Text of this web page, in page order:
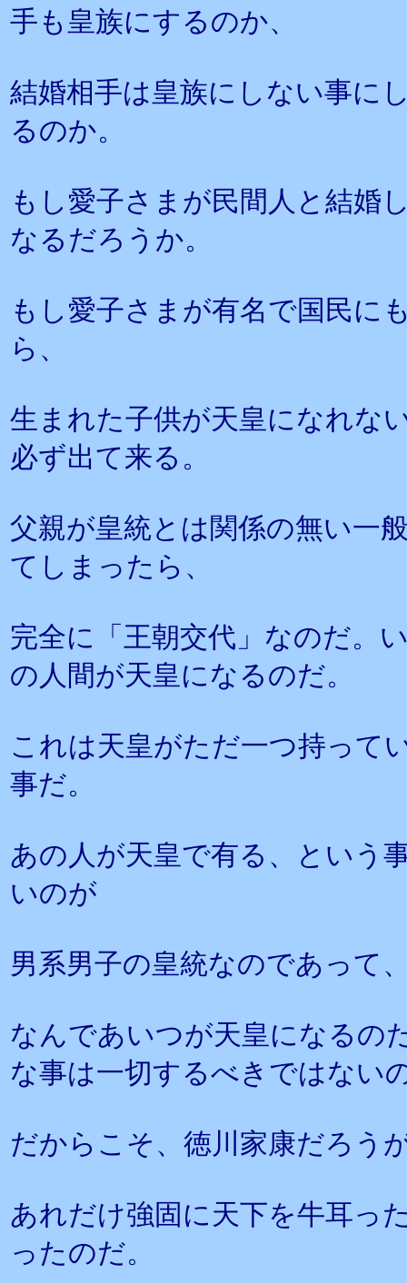
手も皇族にするのか、
結婚相手は皇族にしない事に
るのか。
もし愛子さまが民間人と結婚
なるだろうか。
もし愛子さまが有名で国民に
ら、
生まれた子供が天皇になれな
必ず出て来る。
父親が皇統とは関係の無い一
てしまったら、
完全に「王朝交代」なのだ。
の人間が天皇になるのだ。
これは天皇がただ一つ持って
事だ。
あの人が天皇で有る、という
いのが
男系男子の皇統なのであって
なんであいつが天皇になるの
な事は一切するべきではない
だからこそ、徳川家康だろう
あれだけ強固に天下を牛耳っ
ったのだ。